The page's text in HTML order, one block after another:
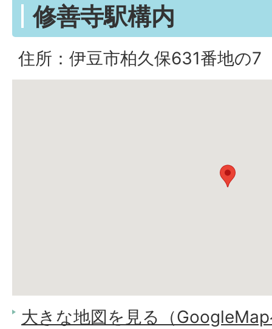
修善寺駅構内
住所：伊豆市柏久保631番地の7
大きな地図を見る（